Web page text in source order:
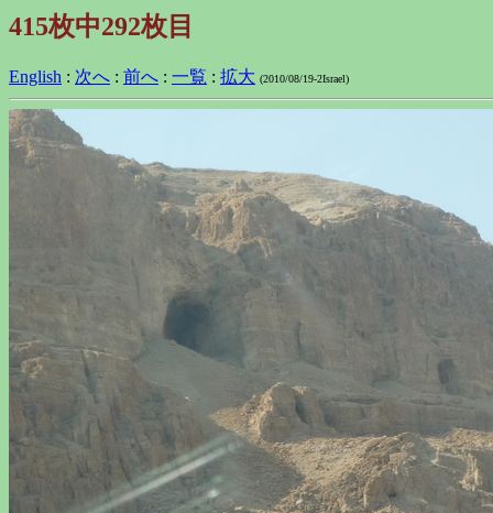
415枚中292枚目
English : 次へ : 前へ : 一覧 : 拡大 (2010/08/19-2Israel)